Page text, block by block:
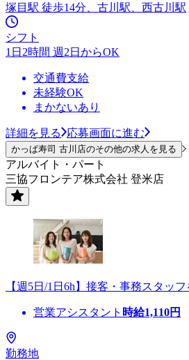
塚目駅 徒歩14分、古川駅、西古川駅
シフト
1日2時間 週2日からOK
交通費支給
未経験OK
まかないあり
詳細を見る 応募画面に進む
かっぱ寿司 古川店のその他の求人を見る
アルバイト・パート
三協フロンテア株式会社 登米店
【週5日/1日6h】接客・事務スタッ
営業アシスタント 時給1,110円
勤務地